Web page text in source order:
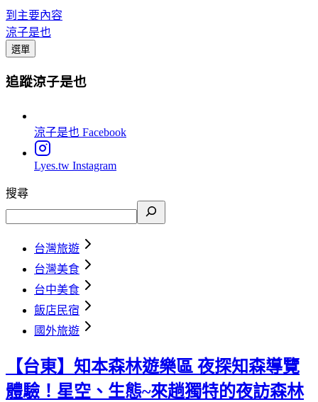
到主要內容
涼子是也
選單
追蹤涼子是也
涼子是也 Facebook
Lyes.tw Instagram
搜尋
台灣旅遊
台灣美食
台中美食
飯店民宿
國外旅遊
【台東】知本森林遊樂區 夜探知森導覽
體驗！星空、生態~來趟獨特的夜訪森林